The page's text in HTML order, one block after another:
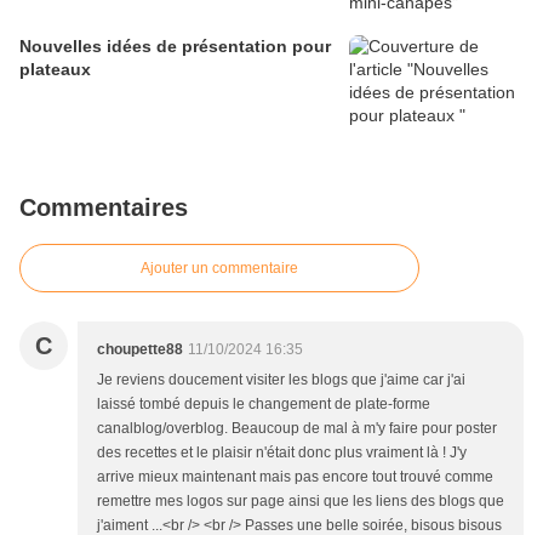
Nouvelles idées de présentation pour
plateaux
Commentaires
Ajouter un commentaire
C choupette88 11/10/2024 16:35
Je reviens doucement visiter les blogs que j'aime car j'ai
laissé tombé depuis le changement de plate-forme
canalblog/overblog. Beaucoup de mal à m'y faire pour poster
des recettes et le plaisir n'était donc plus vraiment là ! J'y
arrive mieux maintenant mais pas encore tout trouvé comme
remettre mes logos sur page ainsi que les liens des blogs que
j'aiment ...<br /> <br /> Passes une belle soirée, bisous bisous